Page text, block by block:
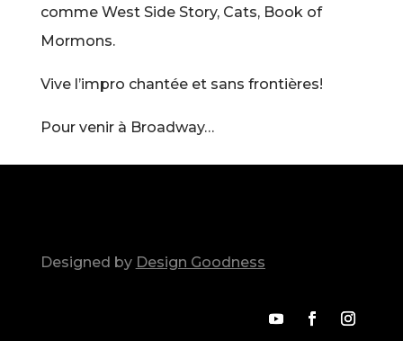
comme West Side Story, Cats, Book of
Mormons.
Vive l’impro chantée et sans frontières!
Pour venir à Broadway…
Designed by Design Goodness